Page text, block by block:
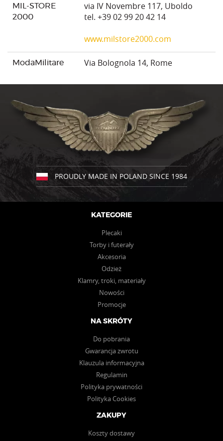
MIL-STORE
2000
via IV Novembre 117, Uboldo
tel. +39 02 99 20 42 14
www.milstore2000.com
ModaMilitare
Via Bolognola 14, Rome
only.
PROUDLY MADE IN POLAND SINCE 1984
KATEGORIE
Plecaki
Torby i futerały
Akcesoria
Odzież
Klamry, troki, materiały
Nowości
Promocje
NA SKRÓTY
Do pobrania
Gwarancja zwrotu
Klauzula informacyjna
Regulamin
Polityka prywatności
Polityka Cookies
ZAKUPY
Koszty dostawy